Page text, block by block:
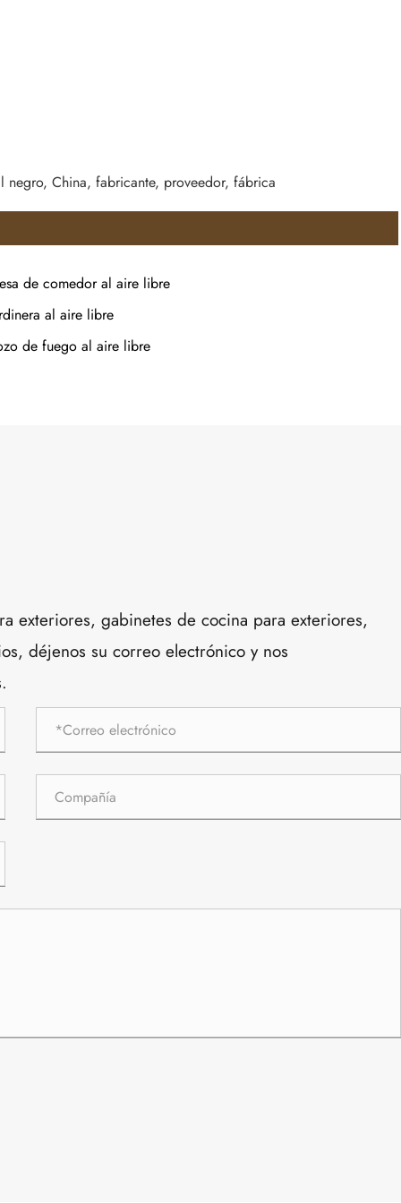
negro, China, fabricante, proveedor, fábrica
de comedor al aire libre
al aire libre
de fuego al aire libre
exteriores, gabinetes de cocina para exteriores,
déjenos su correo electrónico y nos